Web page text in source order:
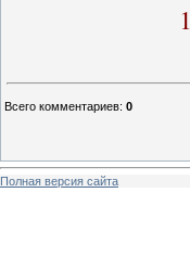
Всего комментариев: 0
Полная версия сайта